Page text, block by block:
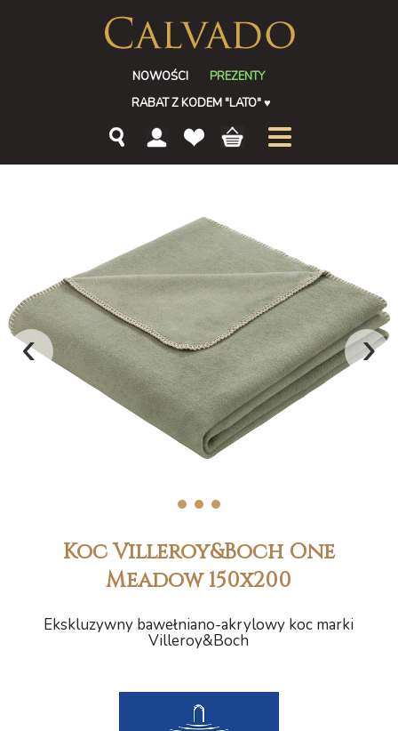
NOWOŚCI
PREZENTY
RABAT Z KODEM "LATO"♥
‹ ›
1 2 3
Koc Villeroy&Boch One
Meadow 150x200
Ekskluzywny bawełniano-akrylowy koc marki
Villeroy&Boch